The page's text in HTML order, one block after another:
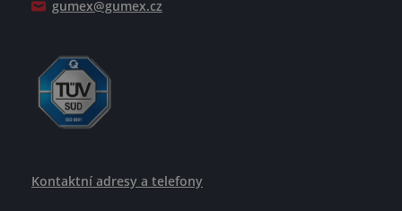
gumex@gumex.cz
Kontaktní adresy a telefony